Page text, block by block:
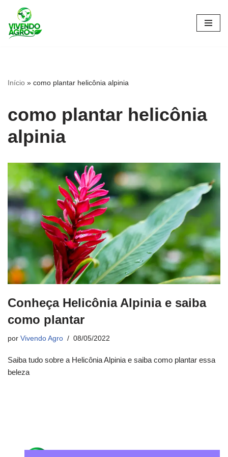
Pular
para
Início » como plantar helicônia alpinia
como plantar helicônia
alpinia
Conheça Helicônia Alpinia e saiba
como plantar
por Vivendo Agro 08/05/2022
Saiba tudo sobre a Helicônia Alpinia e saiba como plantar essa
beleza